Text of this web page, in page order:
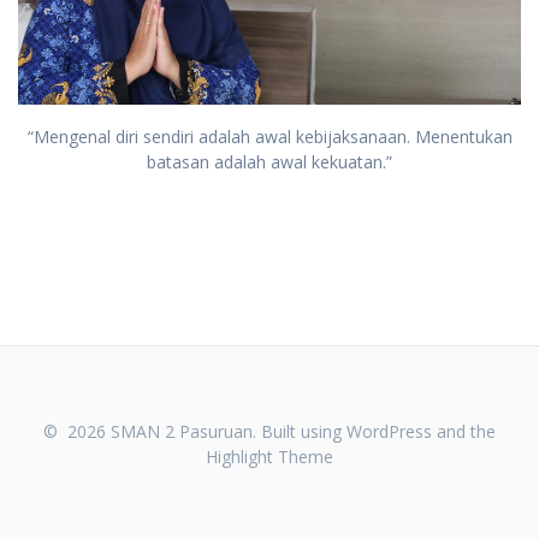
“Mengenal diri sendiri adalah awal kebijaksanaan. Menentukan
batasan adalah awal kekuatan.”
© 2026 SMAN 2 Pasuruan. Built using WordPress and the
Highlight Theme